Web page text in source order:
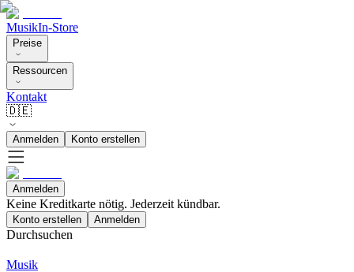
MusikIn-Store
Preise
Ressourcen
Kontakt
🇩🇪
Anmelden Konto erstellen
Anmelden
Keine Kreditkarte nötig. Jederzeit kündbar.
Konto erstellen Anmelden
Durchsuchen
Musik